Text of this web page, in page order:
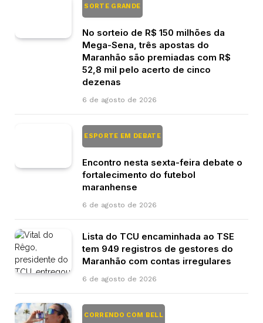
SORTE GRANDE
No sorteio de R$ 150 milhões da
Mega-Sena, três apostas do
Maranhão são premiadas com R$
52,8 mil pelo acerto de cinco
dezenas
6 de agosto de 2026
ESPORTE EM DEBATE
Encontro nesta sexta-feira debate o
fortalecimento do futebol
maranhense
6 de agosto de 2026
Lista do TCU encaminhada ao TSE
tem 949 registros de gestores do
Maranhão com contas irregulares
6 de agosto de 2026
CORRENDO COM BELL